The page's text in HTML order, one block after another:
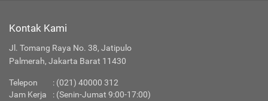
Kontak Kami
Jl. Tomang Raya No. 38, Jatipulo
Palmerah, Jakarta Barat 11430
Telepon : (021) 40000 312
Jam Kerja
: (Senin-Jumat 9:00-17:00)